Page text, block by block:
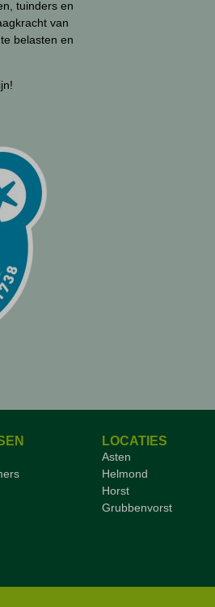
tuinders en
van
belasten en
LOCATIES
Asten
Helmond
Horst
Grubbenvorst